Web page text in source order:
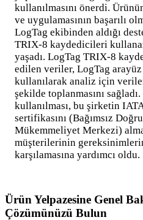
kullanılmasını önerdi.
ve uygulamasının başarılı
LogTag ekibinden aldığı
TRIX-8 kaydedicileri
yaşadı. LogTag TRIX-8
edilen veriler, LogTag arayüz
kullanılarak analiz için
şekilde toplanmasını
kullanılması, bu şirketin
sertifikasını (Bağımsız
Mükemmeliyet Merkezi)
müşterilerinin
karşılamasına yardımcı oldu.
Ürün Yelpazesine Genel
Çözümünüzü Bulun